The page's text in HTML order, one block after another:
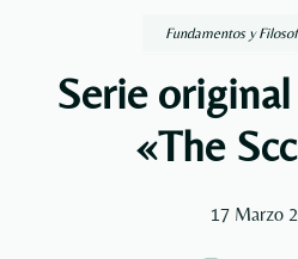
Fundamentos y
Serie
«The
17 Marzo